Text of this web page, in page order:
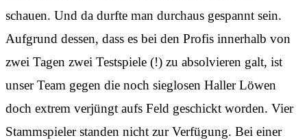
schauen. Und da durfte man durchaus gespannt sein.
Aufgrund dessen, dass es bei den Profis innerhalb von
zwei Tagen zwei Testspiele (!) zu absolvieren galt, ist
unser Team gegen die noch sieglosen Haller Löwen
doch extrem verjüngt aufs Feld geschickt worden. Vier
Stammspieler standen nicht zur Verfügung. Bei einer